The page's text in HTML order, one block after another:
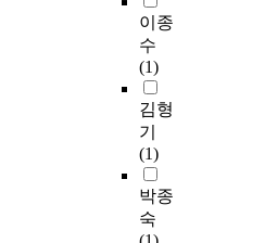
이종
수
(1)
김형
기
(1)
박종
숙